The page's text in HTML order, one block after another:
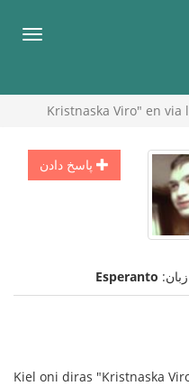
پاسخ دادن
زبان: Esperanto
Kiel oni diras "Kristnaska